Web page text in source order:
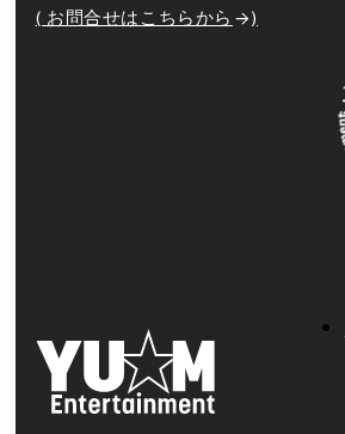
( お問合せはこちらから )